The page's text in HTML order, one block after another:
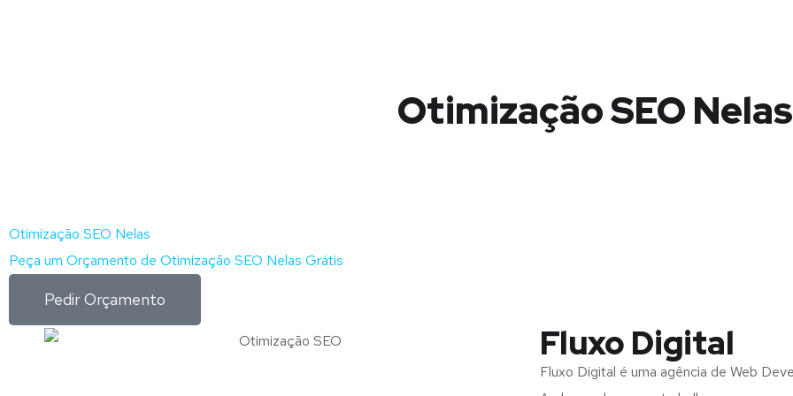
Otimização SEO Nelas
Otimização SEO Nelas
Peça um Orçamento de Otimização SEO Nelas Grátis
Pedir Orçamento
Fluxo Digital
Fluxo Digital é uma agência de Web